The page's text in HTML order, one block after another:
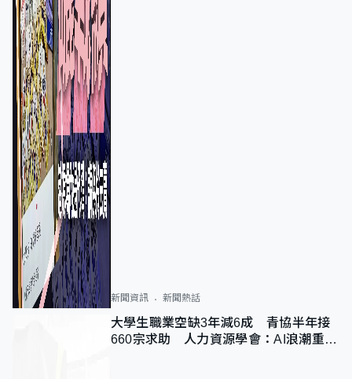
新聞資訊 新聞熱話
大學生職業空缺3年減6成 青協半年接
660宗求助 人力資源學會：AI浪潮重整